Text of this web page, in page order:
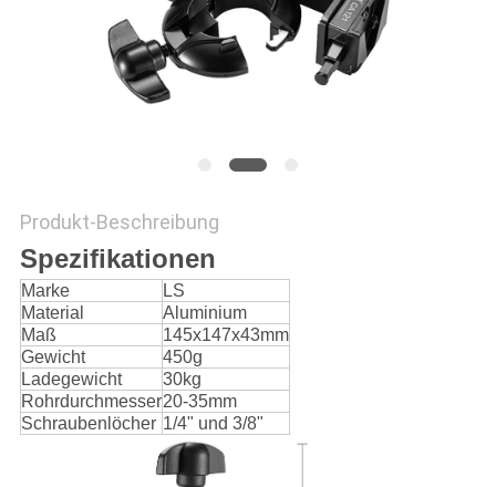
SITEMAP
PRIVACY
Produkt-Beschreibung
Spezifikationen
Marke
LS
Material
Aluminium
Maß
145x147x43mm
Gewicht
450g
Ladegewicht
30kg
Rohrdurchmesser20-35mm
Schraubenlöcher 1/4" und 3/8"